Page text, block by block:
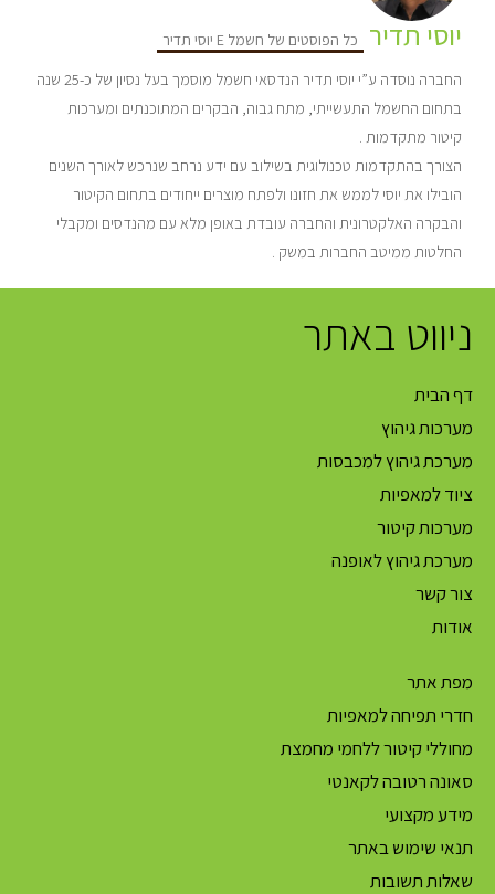
יוסי תדיר כל הפוסטים של חשמל E יוסי תדיר
החברה נוסדה ע”י יוסי תדיר הנדסאי חשמל מוסמך בעל נסיון של כ-25 שנה
בתחום החשמל התעשייתי, מתח גבוה, הבקרים המתוכנתים ומערכות
קיטור מתקדמות .
הצורך בהתקדמות טכנולוגית בשילוב עם ידע נרחב שנרכש לאורך השנים
הובילו את יוסי לממש את חזונו ולפתח מוצרים ייחודים בתחום הקיטור
והבקרה האלקטרונית והחברה עובדת באופן מלא עם מהנדסים ומקבלי
החלטות ממיטב החברות במשק .
ניווט באתר
דף הבית
מערכות גיהוץ
מערכת גיהוץ למכבסות
ציוד למאפיות
מערכות קיטור
מערכת גיהוץ לאופנה
צור קשר
אודות
מפת אתר
חדרי תפיחה למאפיות
מחוללי קיטור ללחמי מחמצת
סאונה רטובה לקאנטי
מידע מקצועי
תנאי שימוש באתר
שאלות תשובות